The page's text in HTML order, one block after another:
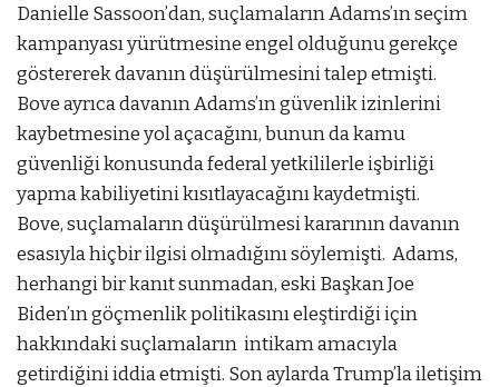
Danielle Sassoon’dan, suçlamaların Adams’ın seçim
kampanyası yürütmesine engel olduğunu gerekçe
göstererek davanın düşürülmesini talep etmişti.
Bove ayrıca davanın Adams’ın güvenlik izinlerini
kaybetmesine yol açacağını, bunun da kamu
güvenliği konusunda federal yetkililerle işbirliği
yapma kabiliyetini kısıtlayacağını kaydetmişti.
Bove, suçlamaların düşürülmesi kararının davanın
esasıyla hiçbir ilgisi olmadığını söylemişti. Adams,
herhangi bir kanıt sunmadan, eski Başkan Joe
Biden’ın göçmenlik politikasını eleştirdiği için
hakkındaki suçlamaların intikam amacıyla
getirdiğini iddia etmişti. Son aylarda Trump’la iletişim